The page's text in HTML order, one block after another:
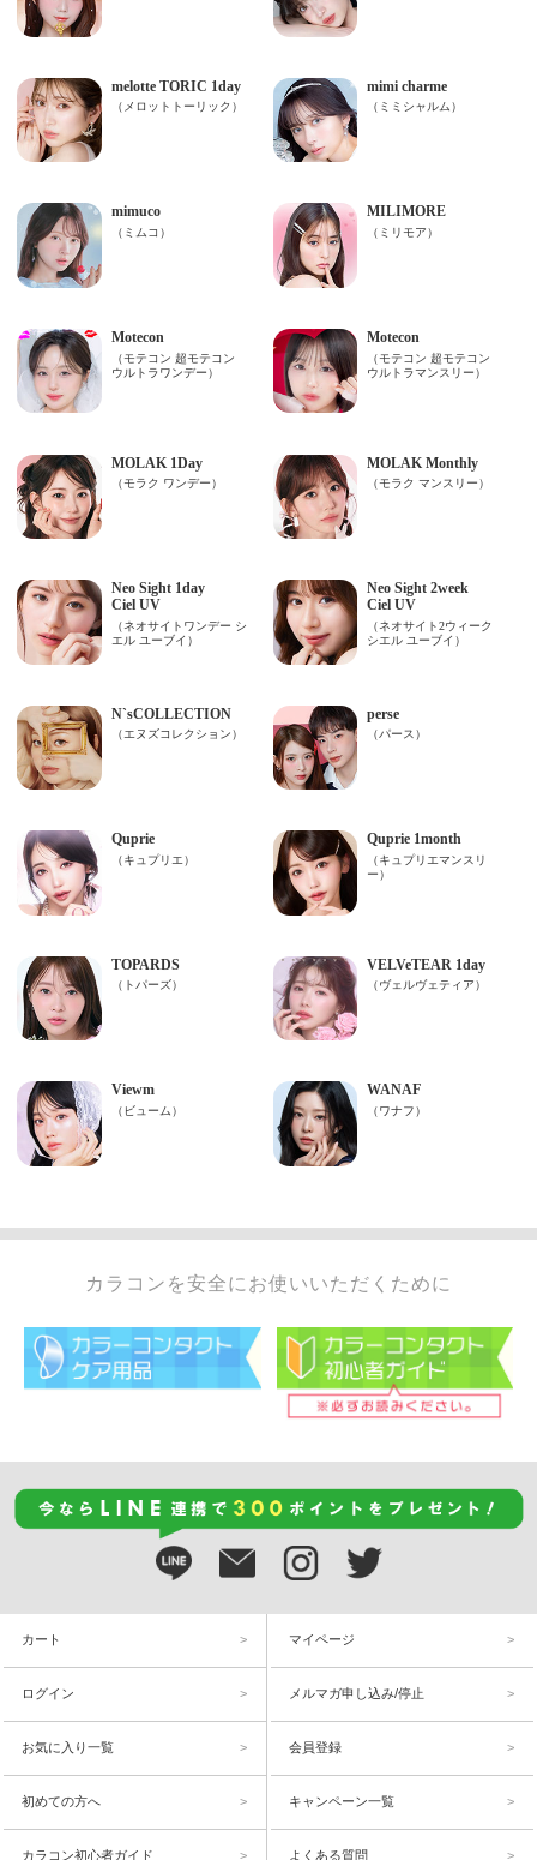
カラコンを安全にお使いいただくために
カート マイページ
ログイン メルマガ申し込み/停止
お気に入り一覧 会員登録
初めての方へ キャンペーン一覧
カラコン初心者ガイド よくある質問